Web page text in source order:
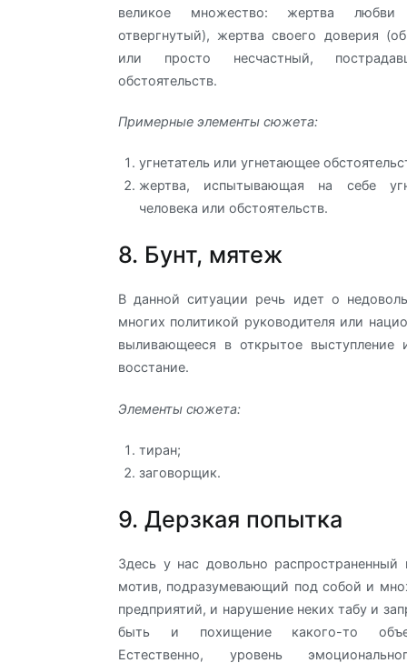
великое множество: жертва
отвергнутый), жертва своего доверия
или просто несчастный,
обстоятельств.
Примерные элементы сюжета:
угнетатель или угнетающее
жертва, испытывающая на себе
человека или обстоятельств.
8. Бунт, мятеж
В данной ситуации речь идет о
многих политикой руководителя или
выливающееся в открытое выступление
восстание.
Элементы сюжета:
тиран;
заговорщик.
9. Дерзкая попытка
Здесь у нас довольно распространенный
мотив, подразумевающий под собой и
предприятий, и нарушение неких табу и
быть и похищение какого-то
Естественно, уровень